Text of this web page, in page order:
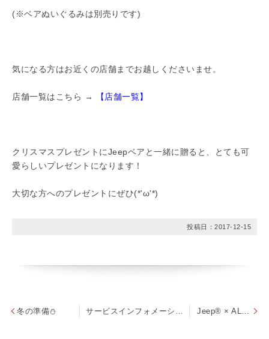
(※ベアぬいぐるみは別売りです)
気になる方はお近くの店舗までお越しくださいませ。
店舗一覧はこちら → 【店舗一覧】
クリスマスプレゼントにJeepベアと一緒に贈ると、とても可
愛らしいプレゼントになります！
大切な方へのプレゼントにぜひ(*'ω'*)
投稿日： 2017-12-15
冬の準備⛄ サービスインフォメーション Jeep® × ALPHA INDUSTRIES MA-1ジャケット